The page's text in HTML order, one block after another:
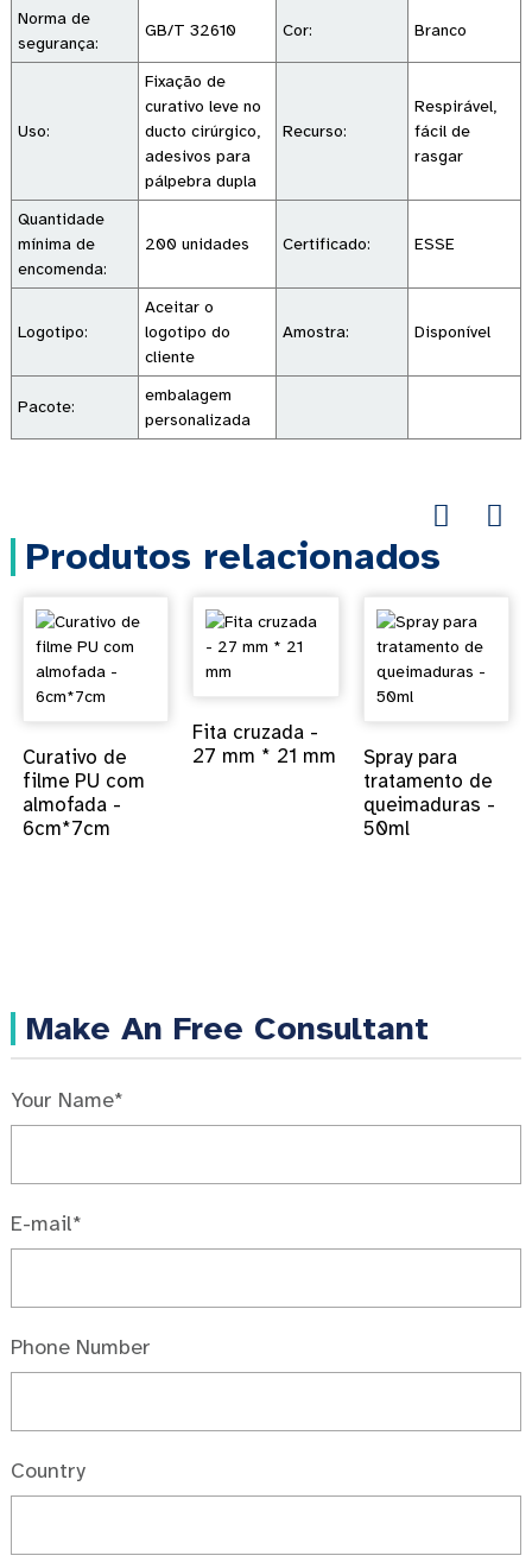
Norma de
segurança:
GB/T 32610 Cor: Branco
Uso:
Fixação de
curativo leve no
ducto cirúrgico,
adesivos para
pálpebra dupla
Recurso:
Respirável,
fácil de
rasgar
Quantidade
mínima de
encomenda:
200 unidades Certificado: ESSE
Logotipo:
Aceitar o
logotipo do
cliente
Amostra: Disponível
Pacote:
embalagem
personalizada
Produtos relacionados
Curativo de
filme PU com
almofada -
6cm*7cm
Fita cruzada -
27 mm * 21 mm
Spray para
tratamento de
queimaduras -
50ml
Make An Free Consultant
Your Name*
E-mail*
Phone Number
Country